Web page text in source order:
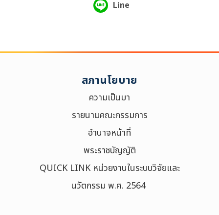
ค้นหาข้อมูล
Selected 0 of 6
Line
สภานโยบาย
ความเป็นมา
รายนามคณะกรรมการ
อำนาจหน้าที่
พระราชบัญญัติ
QUICK LINK หน่วยงานในระบบวิจัยและ
นวัตกรรม พ.ศ. 2564